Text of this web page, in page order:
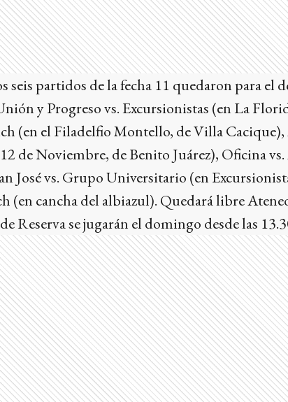
seis partidos de la fecha 11 quedaron para el
y Progreso vs. Excursionistas (en La
(en el Filadelfio Montello, de Villa
de Noviembre, de Benito Juárez), Oficina
José vs. Grupo Universitario (en
(en cancha del albiazul). Quedará libre
Reserva se jugarán el domingo desde las